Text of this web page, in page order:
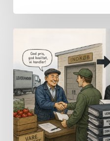
Kommunaldirektører
forventer
flere
regler
–
ikke